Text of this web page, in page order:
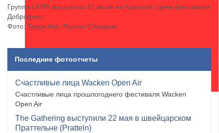
Группа LKVR выступила 11 июля на Красной сцене фестиваля
Доброфест.
Фото: Tanya Ash, Руслан Самарин
Последние фотоотчеты
Счастливые лица Wacken Open Air
Счастливые лица прошлогоднего фестиваля Wacken
Open Air
The Gathering выступили 22 мая в швейцарском
Праттельне (Pratteln)